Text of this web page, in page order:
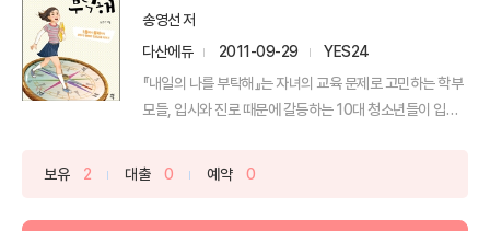
송영선 저
다산에듀
2011-09-29
YES24
『내일의 나를 부탁해』는 자녀의 교육 문제로 고민하는 학부
모들, 입시와 진로 때문에 갈등하는 10대 청소년들이 입학
보유 2 대출 0 예약 0